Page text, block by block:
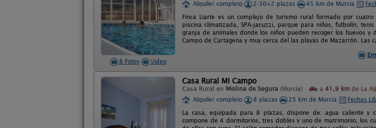
8 Fotos Video
Alquiler completo
2-30+2 plazas 45 km de Murcia
Finca Liarte es un complejo de turismo rural formado por
piscina climatizada, SPA-jacuzzi, parque para niños, futbolín,
granja de animales donde los niños pueden recoger los huevos
Campo de Cartagena y muy cerca del las playas de Mazarrón. Las
Casa Rural Mi Campo
Casa Rural en Molina de Segura (Murcia) a 41,9 km de La
Alquiler completo
8 plazas 25 km de Murcia
Fechas
La casa, equipada para 8 plazas, dispone de: agua caliente y
compone de 4 dormitorios, tres dobles y uno de matrimonio, los